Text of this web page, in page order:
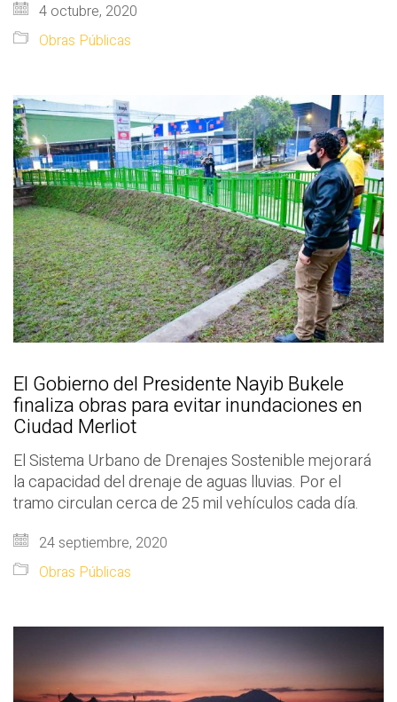
4 octubre, 2020
Obras Públicas
El Gobierno del Presidente Nayib Bukele
finaliza obras para evitar inundaciones en
Ciudad Merliot
El Sistema Urbano de Drenajes Sostenible mejorará
la capacidad del drenaje de aguas lluvias. Por el
tramo circulan cerca de 25 mil vehículos cada día.
24 septiembre, 2020
Obras Públicas